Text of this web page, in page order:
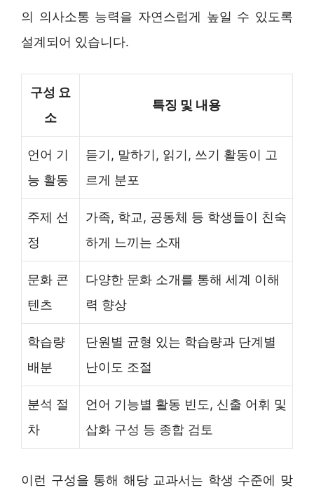
의 의사소통 능력을 자연스럽게 높일 수 있도록
설계되어 있습니다.
구성 요
소
특징 및 내용
언어 기
능 활동
듣기, 말하기, 읽기, 쓰기 활동이 고
르게 분포
주제 선
정
가족, 학교, 공동체 등 학생들이 친숙
하게 느끼는 소재
문화 콘
텐츠
다양한 문화 소개를 통해 세계 이해
력 향상
학습량
배분
단원별 균형 있는 학습량과 단계별
난이도 조절
분석 절
차
언어 기능별 활동 빈도, 신출 어휘 및
삽화 구성 등 종합 검토
이런 구성을 통해 해당 교과서는 학생 수준에 맞